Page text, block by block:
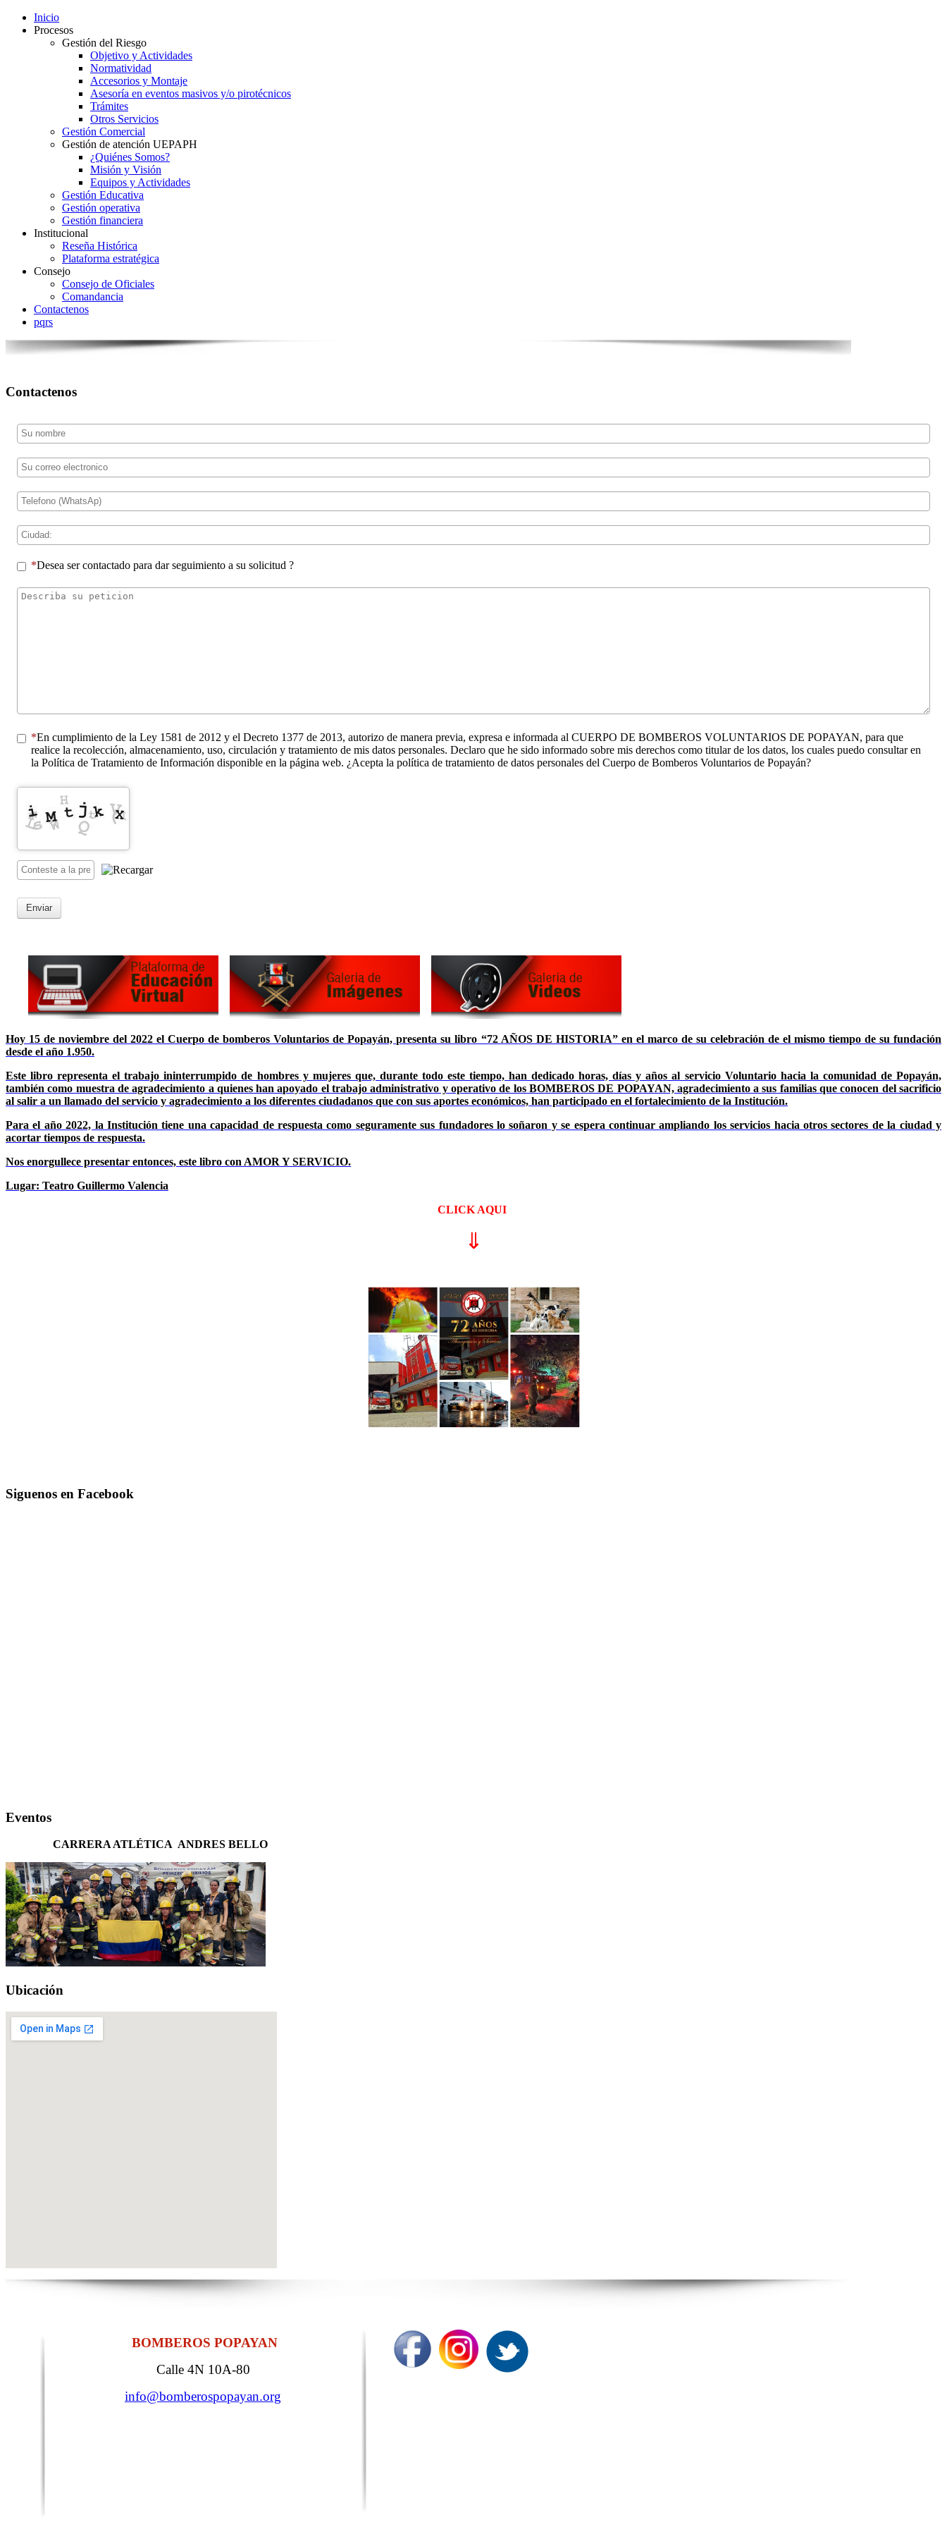
Inicio
Procesos
Gestión del Riesgo
Objetivo y Actividades
Normatividad
Accesorios y Montaje
Asesoría en eventos masivos y/o pirotécnicos
Trámites
Otros Servicios
Gestión Comercial
Gestión de atención UEPAPH
¿Quiénes Somos?
Misión y Visión
Equipos y Actividades
Gestión Educativa
Gestión operativa
Gestión financiera
Institucional
Reseña Histórica
Plataforma estratégica
Consejo
Consejo de Oficiales
Comandancia
Contactenos
pqrs
Contactenos
Desea ser contactado para dar seguimiento a su solicitud ?
En cumplimiento de la Ley 1581 de 2012 y el Decreto 1377 de 2013, autorizo de manera previa, expresa e informada al CUERPO DE BOMBEROS VOLUNTARIOS DE POPAYAN, para que
realice la recolección, almacenamiento, uso, circulación y tratamiento de mis datos personales. Declaro que he sido informado sobre mis derechos como titular de los datos, los cuales puedo consultar en
la Política de Tratamiento de Información disponible en la página web. ¿Acepta la política de tratamiento de datos personales del Cuerpo de Bomberos Voluntarios de Popayán?
Enviar
Hoy 15 de noviembre del 2022 el Cuerpo de bomberos Voluntarios de Popayán, presenta su libro “72 AÑOS DE HISTORIA” en el marco de su celebración de el mismo tiempo de su fundación
desde el año 1.950.
Este libro representa el trabajo ininterrumpido de hombres y mujeres que, durante todo este tiempo, han dedicado horas, días y años al servicio Voluntario hacia la comunidad de Popayán,
también como muestra de agradecimiento a quienes han apoyado el trabajo administrativo y operativo de los BOMBEROS DE POPAYAN, agradecimiento a sus familias que conocen del sacrificio
al salir a un llamado del servicio y agradecimiento a los diferentes ciudadanos que con sus aportes económicos, han participado en el fortalecimiento de la Institución.
Para el año 2022, la Institución tiene una capacidad de respuesta como seguramente sus fundadores lo soñaron y se espera continuar ampliando los servicios hacia otros sectores de la ciudad y
acortar tiempos de respuesta.
Nos enorgullece presentar entonces, este libro con AMOR Y SERVICIO.
Lugar: Teatro Guillermo Valencia
CLICK AQUI
⇓
Siguenos en Facebook
Eventos
CARRERA ATLÉTICA ANDRES BELLO
Ubicación
BOMBEROS POPAYAN
Calle 4N 10A-80
info@bomberospopayan.org